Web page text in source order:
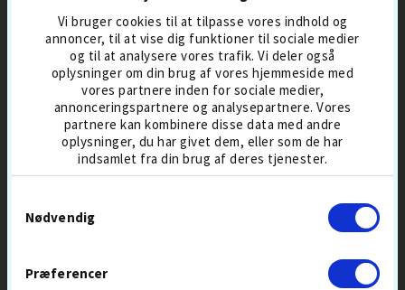
Vi bruger cookies til at tilpasse vores indhold og
annoncer, til at vise dig funktioner til sociale medier
og til at analysere vores trafik. Vi deler også
oplysninger om din brug af vores hjemmeside med
vores partnere inden for sociale medier,
annonceringspartnere og analysepartnere. Vores
partnere kan kombinere disse data med andre
oplysninger, du har givet dem, eller som de har
indsamlet fra din brug af deres tjenester.
Nødvendig
Præferencer
299,- 399
BESTSELLER 5 AUG BOLDMIKS
KØB
399,- 499
BESTSELLER 5 AUG
DISTANCEBOLDE
KØB
POPULÆRT GOLFUDSTYR